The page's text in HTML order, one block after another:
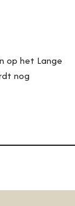
op het Lange
nog